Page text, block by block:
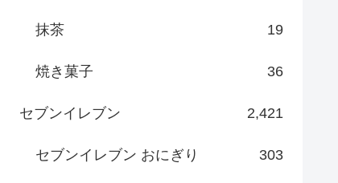
抹茶 19
焼き菓子 36
セブンイレブン 2,421
セブンイレブン おにぎり 303